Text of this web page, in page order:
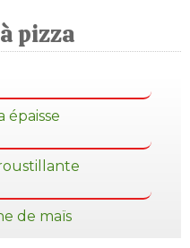
pizza
épaisse
de maïs